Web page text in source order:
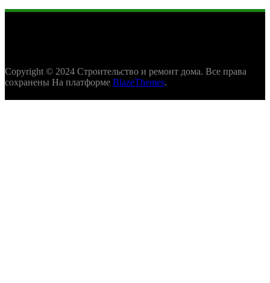
Copyright © 2024 Cтроительство и ремонт дома. Все права
сохранены На платформе BlazeThemes.